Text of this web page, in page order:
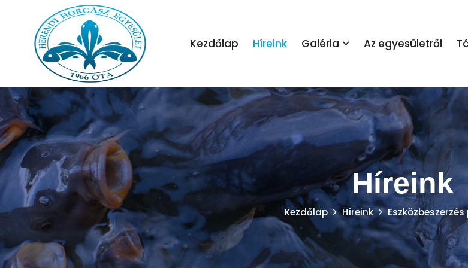
Kezdőlap Híreink Galéria Az egyesületről
Híreink
Kezdőlap Híreink Eszközbeszerzés